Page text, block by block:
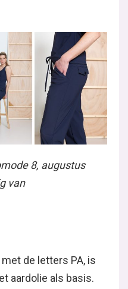
8, augustus
van
de letters PA, is
aardolie als basis.